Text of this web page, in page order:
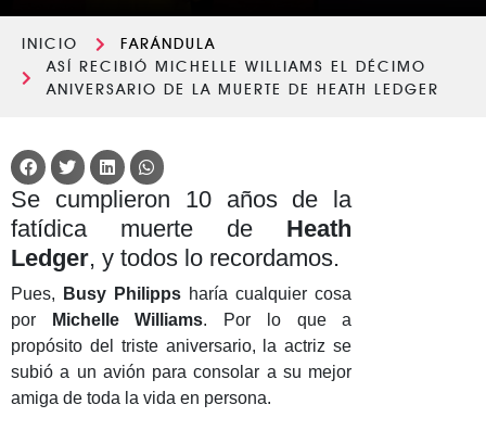
INICIO
FARÁNDULA
ASÍ RECIBIÓ MICHELLE WILLIAMS EL DÉCIMO
ANIVERSARIO DE LA MUERTE DE HEATH LEDGER
Se cumplieron 10 años de la
fatídica muerte de Heath
Ledger, y todos lo recordamos.
Pues, Busy Philipps haría cualquier cosa
por
Michelle Williams. Por lo que a
propósito del triste aniversario, la actriz se
subió a un avión para consolar a su mejor
amiga de toda la vida en persona.